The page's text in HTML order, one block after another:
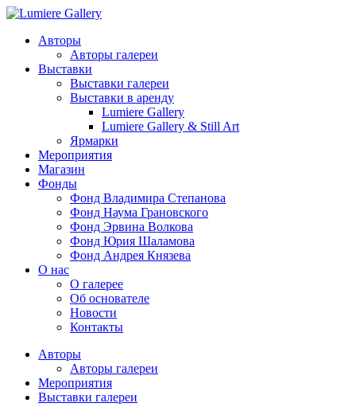
Авторы
Авторы галереи
Выставки
Выставки галереи
Выставки в аренду
Lumiere Gallery
Lumiere Gallery & Still Art
Ярмарки
Мероприятия
Магазин
Фонды
Фонд Владимира Степанова
Фонд Наума Грановского
Фонд Эрвина Волкова
Фонд Юрия Шаламова
Фонд Андрея Князева
О нас
О галерее
Об основателе
Новости
Контакты
Авторы
Авторы галереи
Мероприятия
Выставки галереи